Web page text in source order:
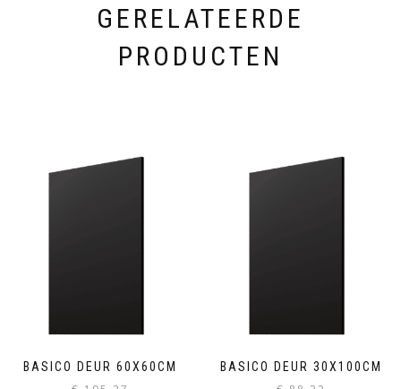
GERELATEERDE
PRODUCTEN
BASICO DEUR 60X60CM BASICO DEUR 30X100CM